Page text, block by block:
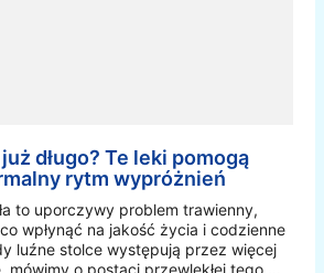
długo? Te leki pomogą
rytm wypróżnień
to uporczywy problem trawienny,
wpłynąć na jakość życia i codzienne
luźne stolce występują przez więcej